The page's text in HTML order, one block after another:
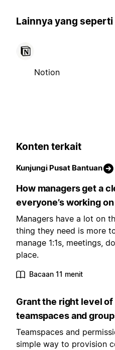
Lainnya yang seperti
Notion
Konten terkait
Kunjungi Pusat Bantuan
How managers get a
everyone’s working
Managers have a lot on
thing they need is more
manage 1:1s, meetings,
place.
Bacaan 11 menit
Grant the right level
teamspaces and
Teamspaces and
simple way to provision